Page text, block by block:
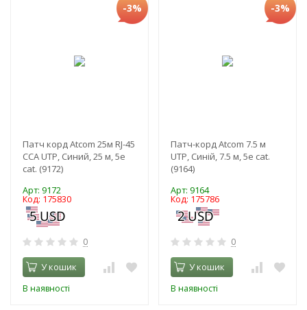
-3%
Патч корд Atcom 25м RJ-45
CCA UTP, Синий, 25 м, 5е
cat. (9172)
Арт: 9172
Код: 175830
0
У кошик
В наявності
-3%
Патч-корд Atcom 7.5 м
UTP, Синій, 7.5 м, 5е cat.
(9164)
Арт: 9164
Код: 175786
0
У кошик
В наявності